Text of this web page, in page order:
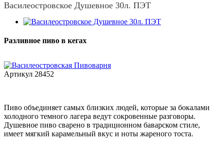
Василеостровское Душевное 30л. ПЭТ
Разливное пиво в кегах
Артикул 28452
Пиво объединяет самых близких людей, которые за бокалами
холодного темного лагера ведут сокровенные разговоры.
Душевное пиво сварено в традиционном баварском стиле,
имеет мягкий карамельный вкус и ноты жареного тоста.